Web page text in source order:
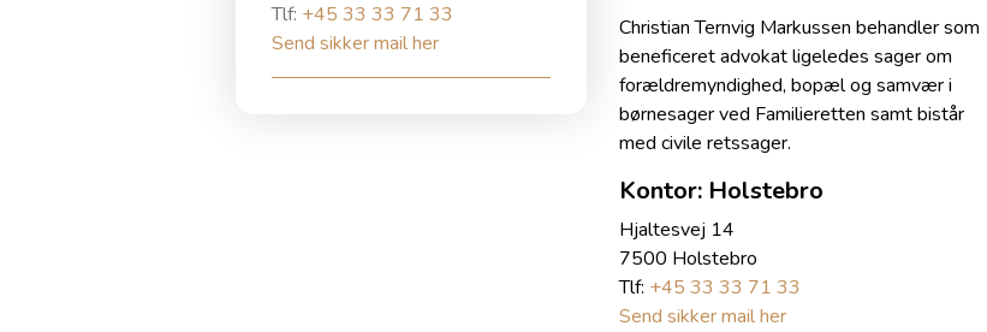
Tlf: +45 33 33 71 33
Send sikker mail her
Christian Ternvig Markussen behandler som
beneficeret advokat ligeledes sager om
forældremyndighed, bopæl og samvær i
børnesager ved Familieretten samt bistår
med civile retssager.
Kontor: Holstebro
Hjaltesvej 14
7500 Holstebro
Tlf: +45 33 33 71 33
Send sikker mail her